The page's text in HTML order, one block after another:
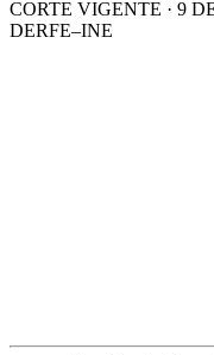
CORTE VIGENTE · 9
DERFE–INE